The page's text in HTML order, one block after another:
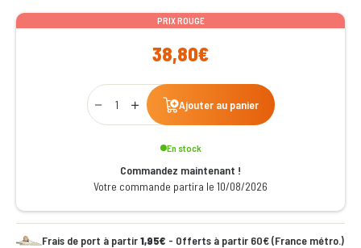
PRIX ROUGE
38,80€
Qty
Ajouter au panier
En stock
Commandez maintenant !
Votre commande partira le 10/08/2026
Frais de port à partir1,95€ - Offerts à partir 60€ (France métro.)